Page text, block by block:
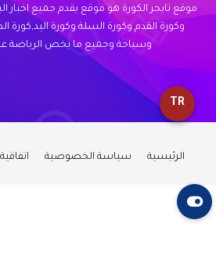
موقع تايجر الكورة هو موقع يقدم جميع اخبار
وكورة القدم وكورة السلة وكورة
وسباحة وجميع ما يخص الرياضة على مدار
TR
الرئيسية سياسة الخصوصية